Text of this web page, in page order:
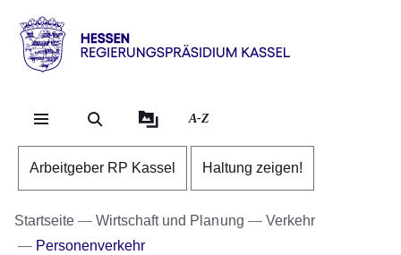
Direkt zum Kopf der
Direkt zum Inhalt
Direkt zum Fuß der
Hessen
RP
A-Z
Arbeitgeber RP Kassel Haltung zeigen!
Startseite Wirtschaft und Planung
Verkehr
Personenverkehr